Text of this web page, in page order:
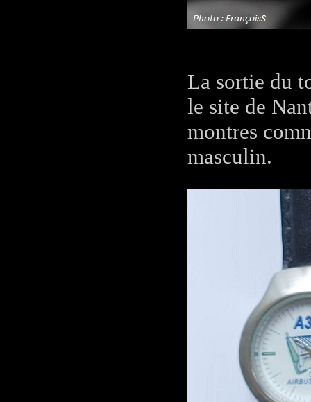
La sortie du
le site de
montres
masculin.